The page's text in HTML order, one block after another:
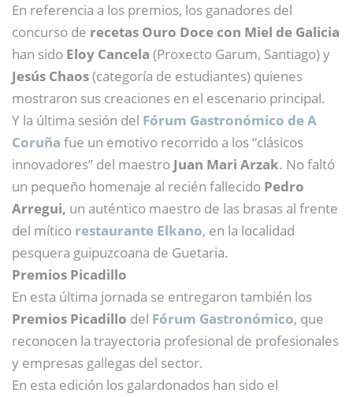
En referencia a los premios, los ganadores del
concurso de recetas Ouro Doce con Miel de Galicia
han sido Eloy Cancela (Proxecto Garum, Santiago) y
Jesús Chaos(categoría de estudiantes) quienes
mostraron sus creaciones en el escenario principal.
Y la última sesión del Fórum Gastronómico de A
Coruña fue un emotivo recorrido a los “clásicos
innovadores” del maestro Juan Mari Arzak. No faltó
un pequeño homenaje al recién fallecido Pedro
Arregui, un auténtico maestro de las brasas al frente
del mítico restaurante Elkano, en la localidad
pesquera guipuzcoana de Guetaria.
Premios Picadillo
En esta última jornada se entregaron también los
Premios Picadillo del Fórum Gastronómico, que
reconocen la trayectoria profesional de profesionales
y empresas gallegas del sector.
En esta edición los galardonados han sido el